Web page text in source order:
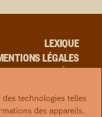
technologies telles
des appareils.
LEXIQUE
LÉGALES
CRÉDIT